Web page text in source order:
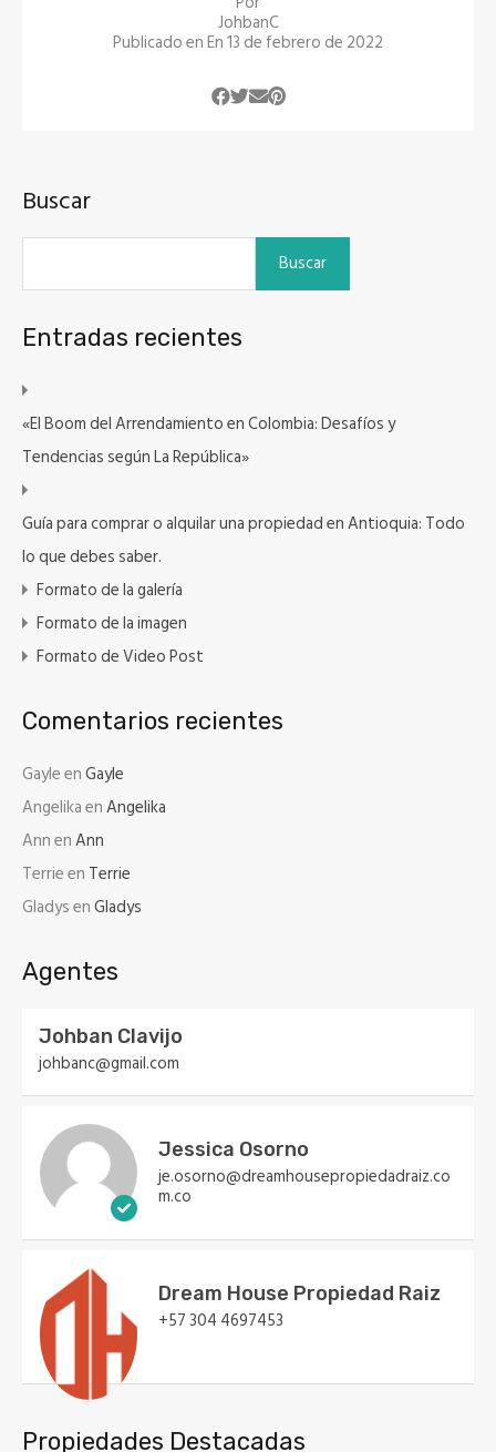
JohbanC
Publicado en En13 de febrero de 2022
Buscar
Buscar
Entradas recientes
«El Boom del Arrendamiento en Colombia: Desafíos y
Tendencias según La República»
Guía para comprar o alquilar una propiedad en Antioquia: Todo
lo que debes saber.
Formato de la galería
Formato de la imagen
Formato de Video Post
Comentarios recientes
GayleenGayle
AngelikaenAngelika
AnnenAnn
Terrieen Terrie
GladysenGladys
Agentes
Johban Clavijo
johbanc@gmail.com
Jessica Osorno
je.osorno@dreamhousepropiedadraiz.co
m.co
Dream House Propiedad Raiz
+57 304 4697453
Propiedades Destacadas